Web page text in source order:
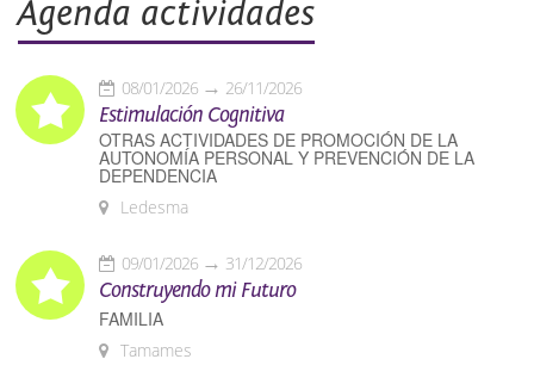
Agenda actividades
08/01/2026 26/11/2026
Estimulación Cognitiva
OTRAS ACTIVIDADES DE PROMOCIÓN DE LA
AUTONOMÍA PERSONAL Y PREVENCIÓN DE LA
DEPENDENCIA
Ledesma
09/01/2026 31/12/2026
Construyendo mi Futuro
FAMILIA
Tamames